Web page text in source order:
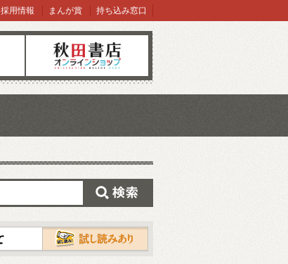
オンラインショップ
採用情報 まんが賞 持ち込み窓口